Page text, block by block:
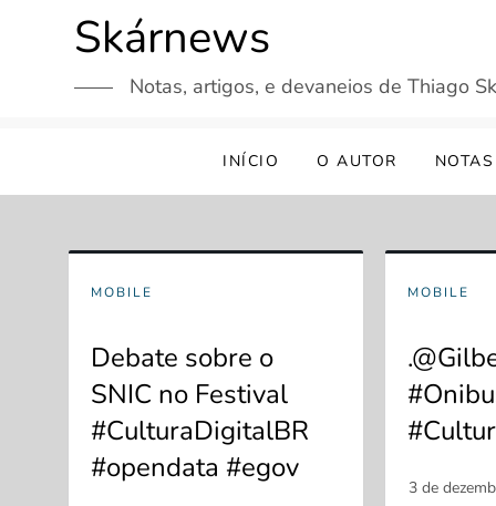
Skárnews
Notas, artigos, e devaneios de Thiago
INÍCIO O AUTOR
MOBILE
Debate sobre o
SNIC no Festival
#CulturaDigitalBR
#opendata #egov
MOBILE